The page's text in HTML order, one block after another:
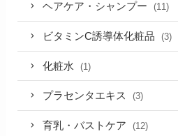
ヘアケア・シャンプー (11)
ビタミンC誘導体化粧品 (3)
化粧水 (1)
プラセンタエキス (3)
育乳・バストケア (12)